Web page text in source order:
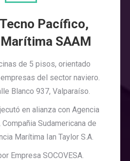
Pacífico,
SAAM
de 5 pisos, orientado
del sector naviero.
Blanco 937, Valparaíso.
en alianza con Agencia
Sudamericana de
Marítima Ian Taylor S.A.
Empresa SOCOVESA.